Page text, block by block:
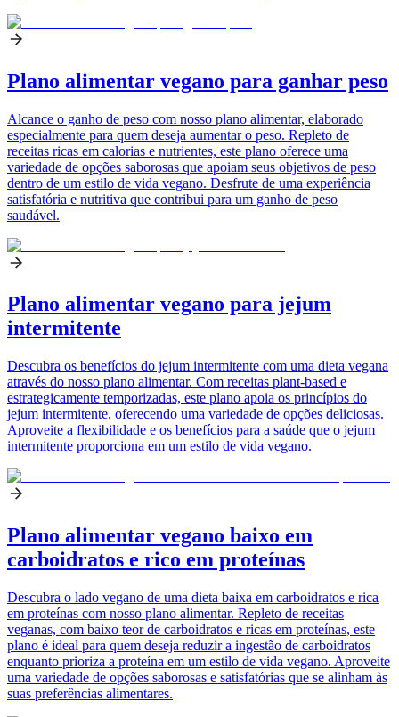
Plano alimentar vegano para ganhar peso
Alcance o ganho de peso com nosso plano alimentar, elaborado
especialmente para quem deseja aumentar o peso. Repleto de
receitas ricas em calorias e nutrientes, este plano oferece uma
variedade de opções saborosas que apoiam seus objetivos de peso
dentro de um estilo de vida vegano. Desfrute de uma experiência
satisfatória e nutritiva que contribui para um ganho de peso
saudável.
Plano alimentar vegano para jejum
intermitente
Descubra os benefícios do jejum intermitente com uma dieta vegana
através do nosso plano alimentar. Com receitas plant-based e
estrategicamente temporizadas, este plano apoia os princípios do
jejum intermitente, oferecendo uma variedade de opções deliciosas.
Aproveite a flexibilidade e os benefícios para a saúde que o jejum
intermitente proporciona em um estilo de vida vegano.
Plano alimentar vegano baixo em
carboidratos e rico em proteínas
Descubra o lado vegano de uma dieta baixa em carboidratos e rica
em proteínas com nosso plano alimentar. Repleto de receitas
veganas, com baixo teor de carboidratos e ricas em proteínas, este
plano é ideal para quem deseja reduzir a ingestão de carboidratos
enquanto prioriza a proteína em um estilo de vida vegano. Aproveite
uma variedade de opções saborosas e satisfatórias que se alinham às
suas preferências alimentares.